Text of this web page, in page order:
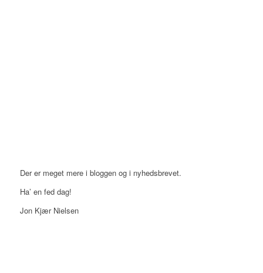
Der er meget mere i bloggen og i nyhedsbrevet.
Ha’ en fed dag!
Jon Kjær Nielsen